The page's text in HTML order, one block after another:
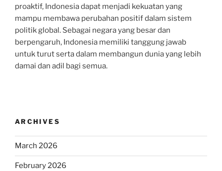
proaktif, Indonesia dapat menjadi kekuatan yang
mampu membawa perubahan positif dalam sistem
politik global. Sebagai negara yang besar dan
berpengaruh, Indonesia memiliki tanggung jawab
untuk turut serta dalam membangun dunia yang lebih
damai dan adil bagi semua.
ARCHIVES
March 2026
February 2026